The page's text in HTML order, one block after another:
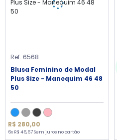
Ref. 6568
Blusa Feminino de Modal
Plus Size - Manequim 46 48
50
R$ 280,00
6x R$ 46,67 Sem juros no cartão